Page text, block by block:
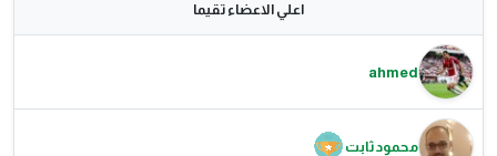
اعلي الاعضاء تقيما
ahmed
محمود ثابت